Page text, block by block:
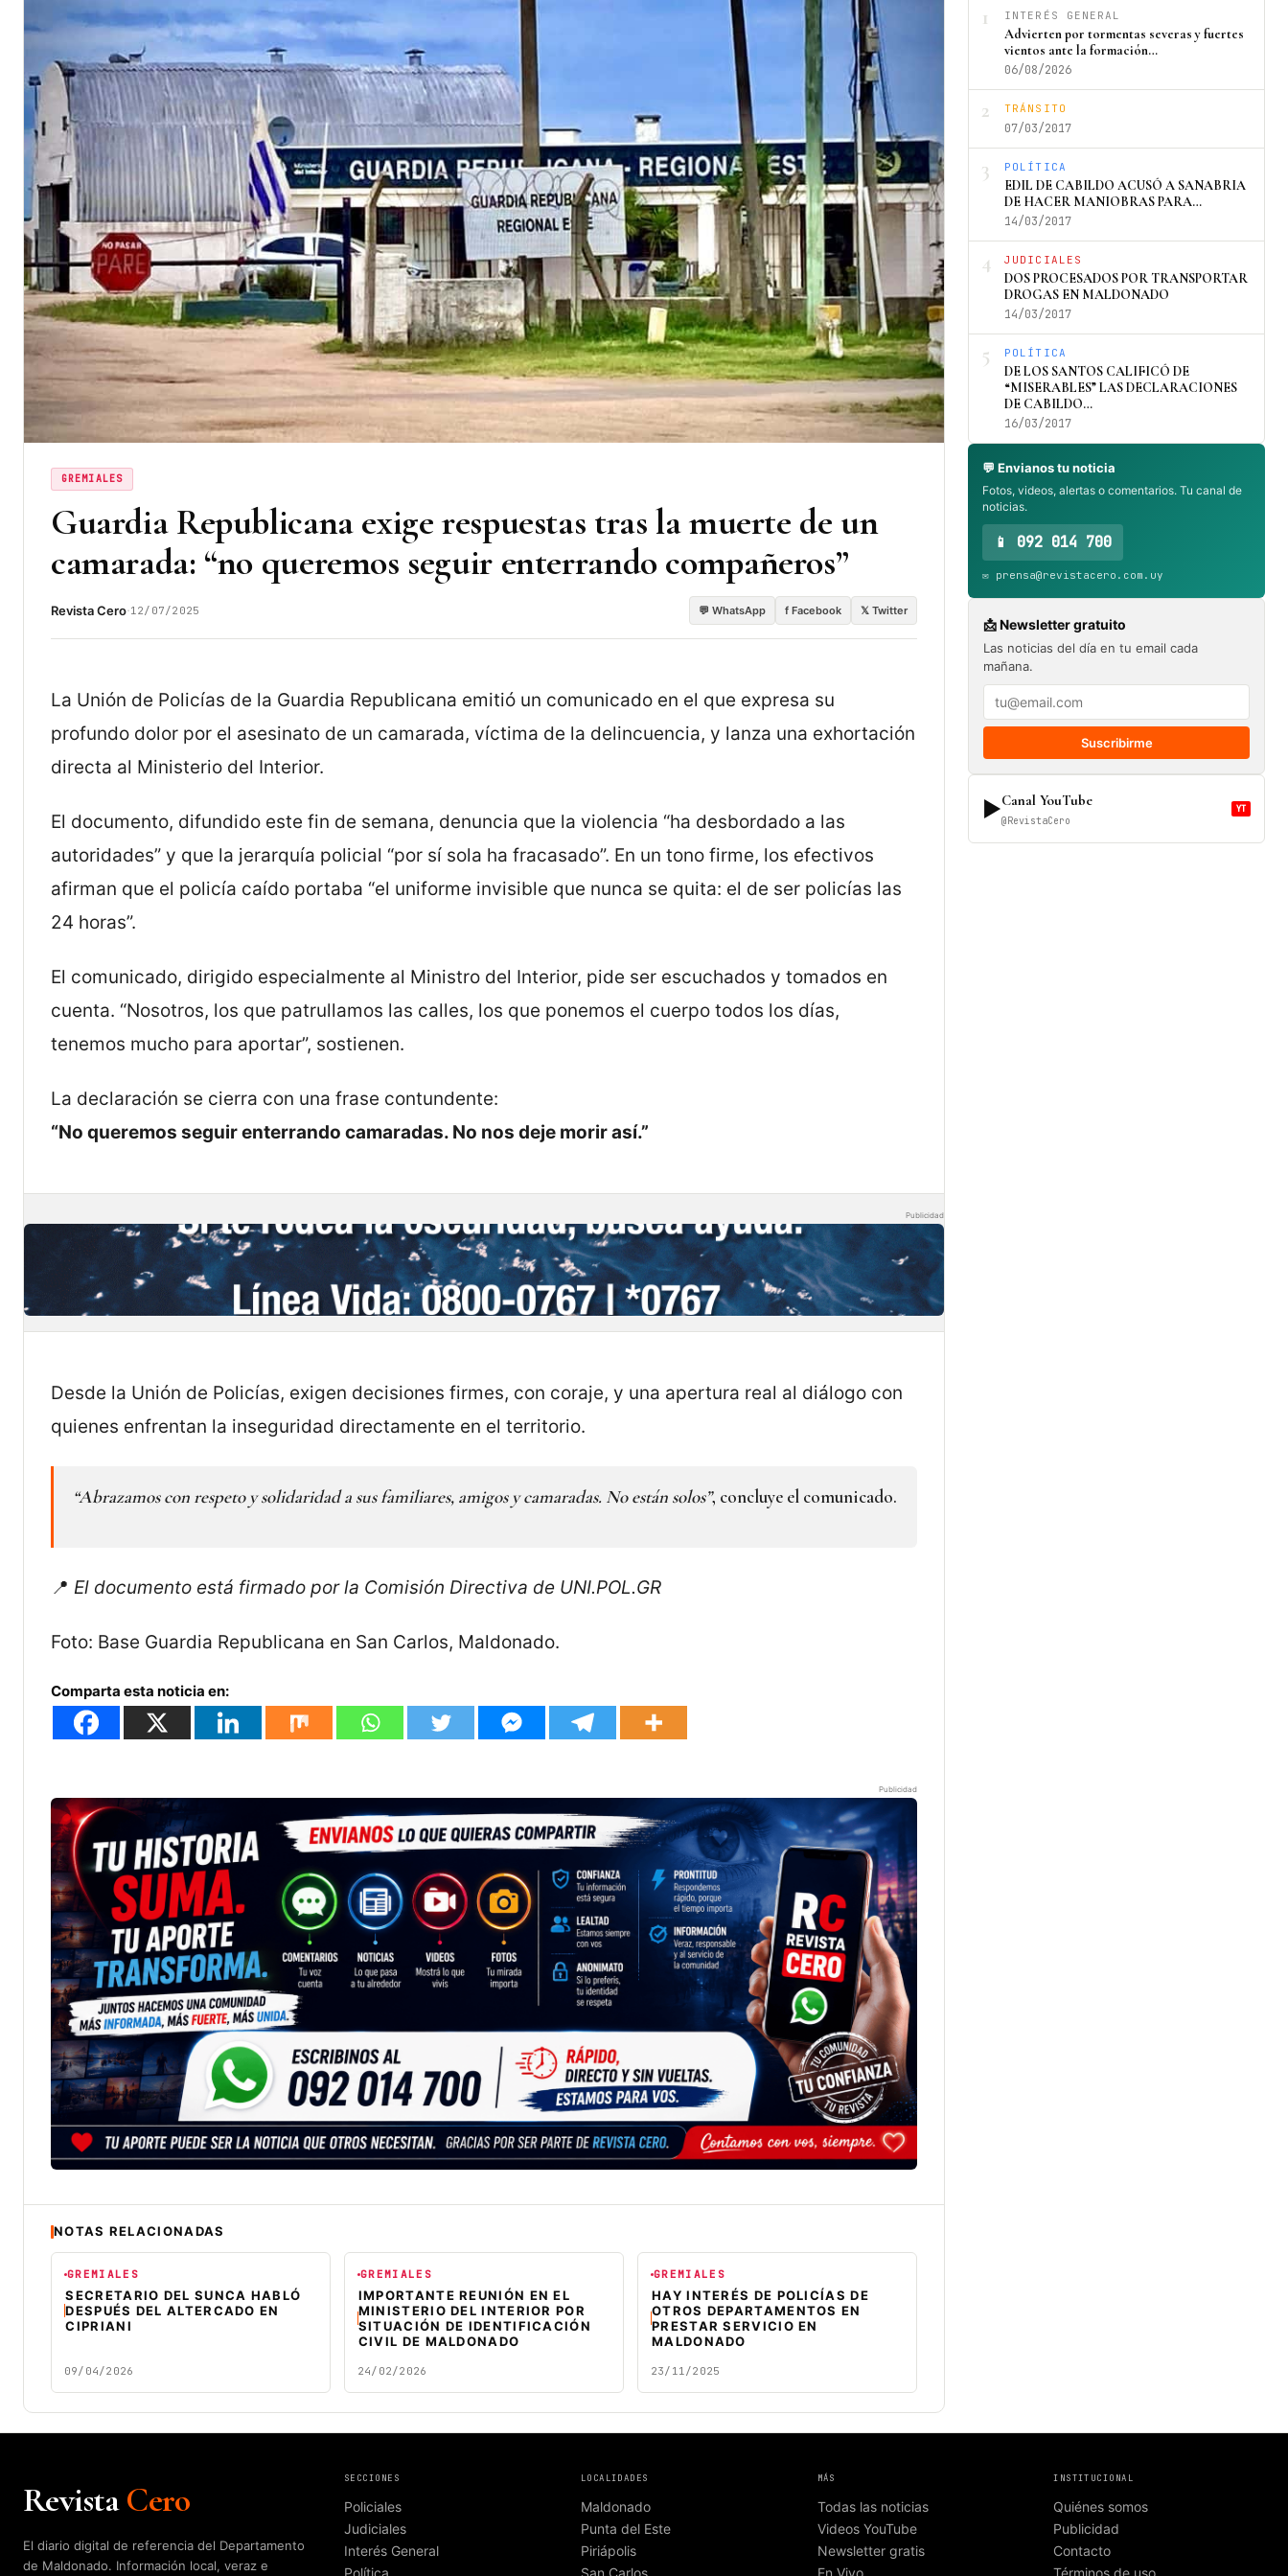
GREMIALES
Guardia Republicana exige respuestas tras la muerte de un
camarada: “no queremos seguir enterrando compañeros”
Revista Cero·12/07/2025 💬 WhatsApp f Facebook 𝕏 Twitter
La Unión de Policías de la Guardia Republicana emitió un comunicado en el que expresa su
profundo dolor por el asesinato de un camarada, víctima de la delincuencia, y lanza una exhortación
directa al Ministerio del Interior.
El documento, difundido este fin de semana, denuncia que la violencia “ha desbordado a las
autoridades” y que la jerarquía policial “por sí sola ha fracasado”. En un tono firme, los efectivos
afirman que el policía caído portaba “el uniforme invisible que nunca se quita: el de ser policías las
24 horas”.
El comunicado, dirigido especialmente al Ministro del Interior, pide ser escuchados y tomados en
cuenta. “Nosotros, los que patrullamos las calles, los que ponemos el cuerpo todos los días,
tenemos mucho para aportar”, sostienen.
La declaración se cierra con una frase contundente:
“No queremos seguir enterrando camaradas. No nos deje morir así.”
Publicidad
Desde la Unión de Policías, exigen decisiones firmes, con coraje, y una apertura real al diálogo con
quienes enfrentan la inseguridad directamente en el territorio.
“Abrazamos con respeto y solidaridad a sus familiares, amigos y camaradas. No están solos”, concluye el comunicado.
📍 El documento está firmado por la Comisión Directiva de UNI.POL.GR
Foto: Base Guardia Republicana en San Carlos, Maldonado.
Comparta esta noticia en:
Publicidad
NOTAS RELACIONADAS
GREMIALES
SECRETARIO DEL SUNCA HABLÓ
DESPUÉS DEL ALTERCADO EN
CIPRIANI
09/04/2026
GREMIALES
IMPORTANTE REUNIÓN EN EL
MINISTERIO DEL INTERIOR POR
SITUACIÓN DE IDENTIFICACIÓN
CIVIL DE MALDONADO
24/02/2026
GREMIALES
HAY INTERÉS DE POLICÍAS DE
OTROS DEPARTAMENTOS EN
PRESTAR SERVICIO EN
MALDONADO
23/11/2025
1 INTERÉS GENERAL
Advierten por tormentas severas y fuertes
vientos ante la formación…
06/08/2026
2 TRÁNSITO
07/03/2017
3 POLÍTICA
EDIL DE CABILDO ACUSÓ A SANABRIA
DE HACER MANIOBRAS PARA…
14/03/2017
4 JUDICIALES
DOS PROCESADOS POR TRANSPORTAR
DROGAS EN MALDONADO
14/03/2017
5 POLÍTICA
DE LOS SANTOS CALIFICÓ DE
“MISERABLES” LAS DECLARACIONES
DE CABILDO…
16/03/2017
💬 Envianos tu noticia
Fotos, videos, alertas o comentarios. Tu canal de
noticias.
📱 092 014 700
✉️ prensa@revistacero.com.uy
📩 Newsletter gratuito
Las noticias del día en tu email cada
mañana.
Suscribirme
▶Canal YouTube
@RevistaCero
YT
RevistaCero
El diario digital de referencia del Departamento
de Maldonado. Información local, veraz e
SECCIONES
Policiales
Judiciales
Interés General
LOCALIDADES
Maldonado
Punta del Este
Piriápolis
MÁS
Todas las noticias
Videos YouTube
Newsletter gratis
INSTITUCIONAL
Quiénes somos
Publicidad
Contacto